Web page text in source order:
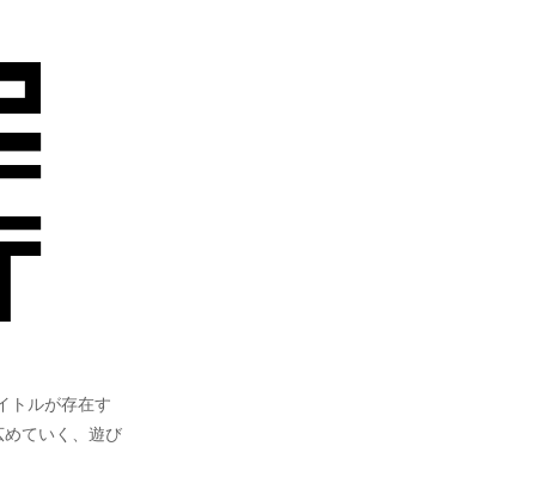
トルが存在す
ていく、遊び